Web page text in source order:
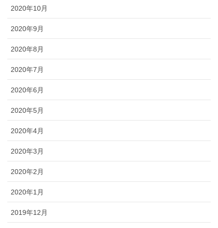
2020年10月
2020年9月
2020年8月
2020年7月
2020年6月
2020年5月
2020年4月
2020年3月
2020年2月
2020年1月
2019年12月